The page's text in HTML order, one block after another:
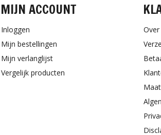
MIJN ACCOUNT
Inloggen
Mijn bestellingen
Mijn verlanglijst
Vergelijk producten